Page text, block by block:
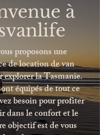
à
proposons une
de location de van
explorer la Tasmanie.
équipés de tout ce
besoin pour profiter
dans le confort et le
objectif est de vous